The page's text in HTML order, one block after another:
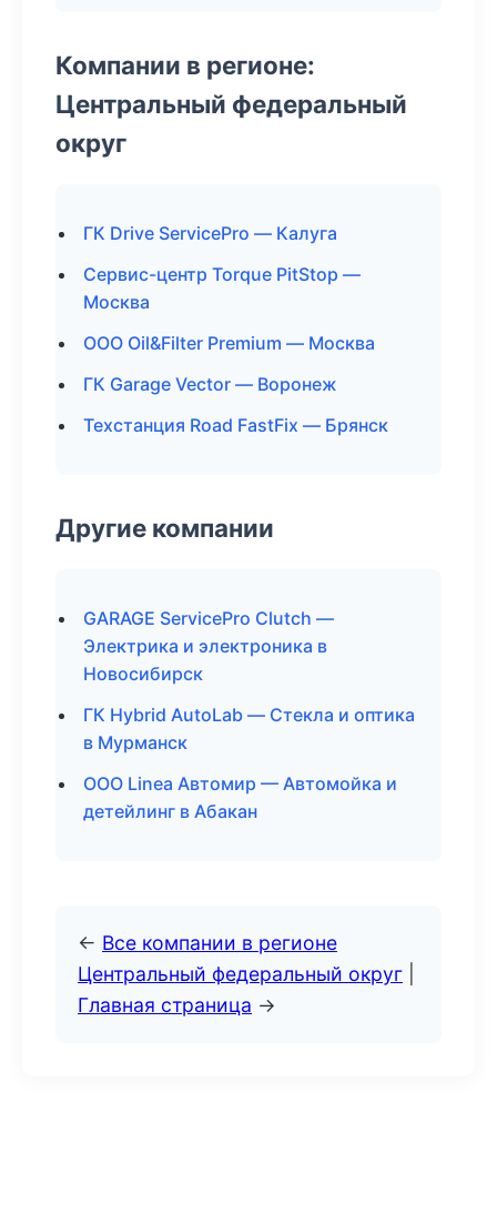
Компании в регионе:
Центральный федеральный
округ
ГК Drive ServicePro — Калуга
Сервис-центр Torque PitStop —
Москва
ООО Oil&Filter Premium — Москва
ГК Garage Vector — Воронеж
Техстанция Road FastFix — Брянск
Другие компании
GARAGE ServicePro Clutch —
Электрика и электроника в
Новосибирск
ГК Hybrid AutoLab — Стекла и оптика
в Мурманск
ООО Linea Автомир — Автомойка и
детейлинг в Абакан
← Все компании в регионе
Центральный федеральный округ
Главная страница →